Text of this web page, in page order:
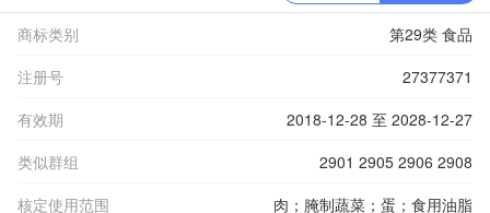
商标类别
第29类 食品
注册号
27377371
有效期
2018-12-28 至 2028-12-27
类似群组
2901 2905 2906 2908
核定使用范围
肉；腌制蔬菜；蛋；食用油脂